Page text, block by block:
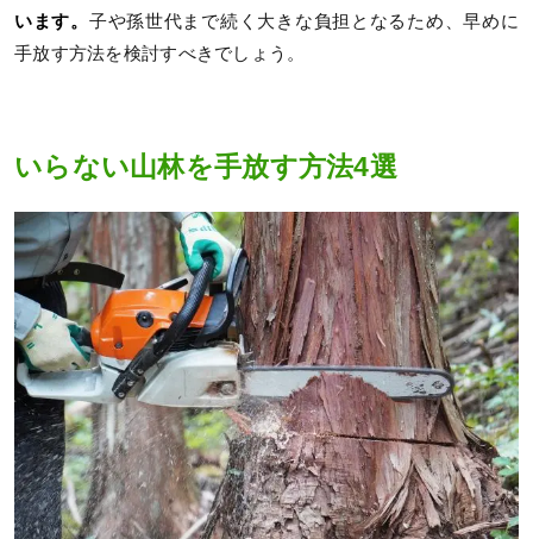
います。 子や孫世代まで続く大きな負担となるため、早めに
手放す方法を検討すべきでしょう。
いらない山林を手放す方法4選